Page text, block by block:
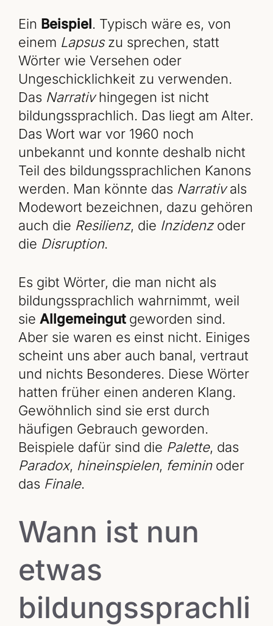
Ein Beispiel. Typisch wäre es, von
einem Lapsuszu sprechen, statt
Wörter wie Versehen oder
Ungeschicklichkeit zu verwenden.
Das Narrativhingegen ist nicht
bildungssprachlich. Das liegt am Alter.
Das Wort war vor 1960 noch
unbekannt und konnte deshalb nicht
Teil des bildungssprachlichen Kanons
werden. Man könnte das Narrativals
Modewort bezeichnen, dazu gehören
auch die Resilienz, die Inzidenzoder
die Disruption.
Es gibt Wörter, die man nicht als
bildungssprachlich wahrnimmt, weil
sie Allgemeingutgeworden sind.
Aber sie waren es einst nicht. Einiges
scheint uns aber auch banal, vertraut
und nichts Besonderes. Diese Wörter
hatten früher einen anderen Klang.
Gewöhnlich sind sie erst durch
häufigen Gebrauch geworden.
Beispiele dafür sind die Palette, das
Paradox, hineinspielen, femininoder
das Finale.
Wann ist nun
etwas
bildungssprachli